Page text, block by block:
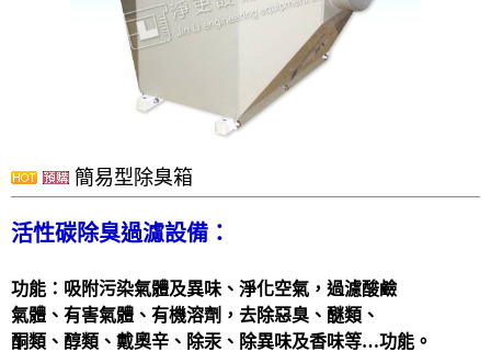
消毒殺菌淨化設備
廢氣處理
抽風排氣設備工程
簡易型除臭箱
活性碳除臭過濾設備：
功能：吸附污染氣體及異味、淨化空氣，過濾酸鹼
氣體、有害氣體、有機溶劑，去除惡臭、醚類、
酮類、醇類、戴奧辛、除汞、除異味及香味等…功能。